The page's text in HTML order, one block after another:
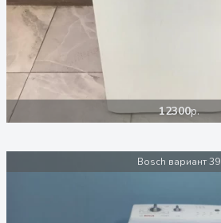
12300р.
Bosch вариант 39